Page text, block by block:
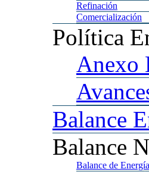
Refinación
Comercialización
Política
Anexo
Balance
Balance
Balance de